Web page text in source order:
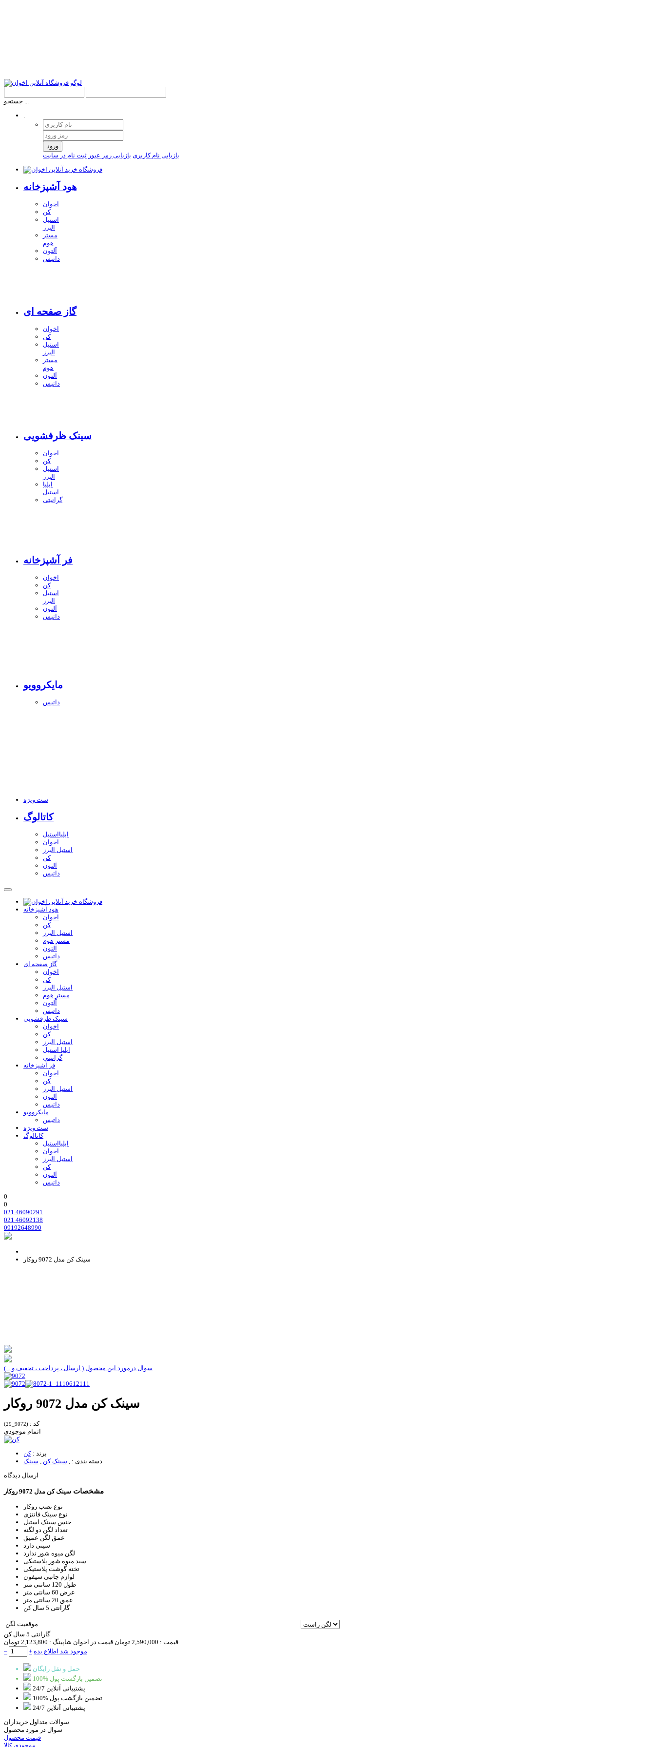
جستجو ...
.
ورود
بازیابی نام کاربری بازیابی رمز عبور ثبت نام در سایت
هود آشپزخانه
اخوان
کن
استیل
البرز
مستر
هوم
آلتون
داتیس
گاز صفحه ای
اخوان
کن
استیل
البرز
مستر
هوم
آلتون
داتیس
سینک ظرفشویی
اخوان
کن
استیل
البرز
ایلیا
استیل
گرانیتی
فر آشپزخانه
اخوان
کن
استیل
البرز
آلتون
داتیس
مایکروویو
داتیس
ست ویژه
کاتالوگ
ایلیااستیل
اخوان
استیل البرز
کن
آلتون
داتیس
هود آشپزخانه
اخوان
کن
استیل البرز
مستر هوم
آلتون
داتیس
گاز صفحه ای
اخوان
کن
استیل البرز
مستر هوم
آلتون
داتیس
سینک ظرفشویی
اخوان
کن
استیل البرز
ایلیا استیل
گرانیتی
فر آشپزخانه
اخوان
کن
استیل البرز
آلتون
داتیس
مایکروویو
داتیس
ست ویژه
کاتالوگ
ایلیااستیل
اخوان
استیل البرز
کن
آلتون
داتیس
0
0
021 46090291
021 46092138
09192648990
سینک کن مدل 9072 روکار
سوال درمورد این محصول ( ارسال ، پرداخت ، تخفیف و ...)
سینک کن مدل 9072 روکار
کد : (9072_29)
اتمام موجودی
برند :کن
دسته بندی :
سینک کن
سینک
ارسال دیدگاه
مشخصات سینک کن مدل 9072 روکار
نوع نصب روکار
نوع سینک فانتزی
جنس سینک استیل
تعداد لگن دو لگنه
عمق لگن عمیق
سینی دارد
لگن میوه شور ندارد
سبد میوه شور پلاستیکی
تخته گوشت پلاستیکی
لوازم جانبی سیفون
طول 120 سانتی متر
عرض 60 سانتی متر
عمق 20 سانتی متر
گارانتی 5 سال کن
موقعیت لگن
گارانتی 5 سال کن
قیمت : 2,590,000 تومان قیمت در اخوان شاپینگ : 2,123,800 تومان
–
+ موجود شد اطلاع بده
حمل و نقل رایگان
100% تضمین بازگشت پول
پشتیبانی آنلاین 24/7
100% تضمین بازگشت پول
پشتیبانی آنلاین 24/7
سوالات متداول خریداران
سوال در مورد محصول
قیمت محصول
موجودی کالا